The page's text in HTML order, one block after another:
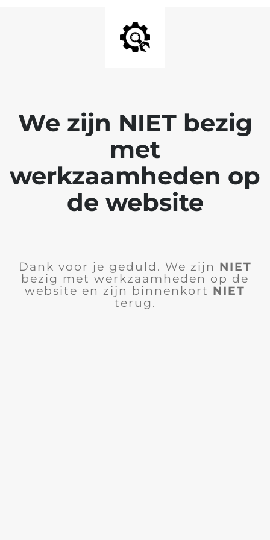
We zijn NIET bezig
met
werkzaamheden op
de website
Dank voor je geduld. We zijn NIET
bezig met werkzaamheden op de
website en zijn binnenkort NIET
terug.